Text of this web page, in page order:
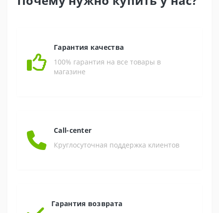
Гарантия качества
100% гарантия на все товары в
магазине
Call-center
Круглосуточная поддержка клиентов
Гарантия возврата